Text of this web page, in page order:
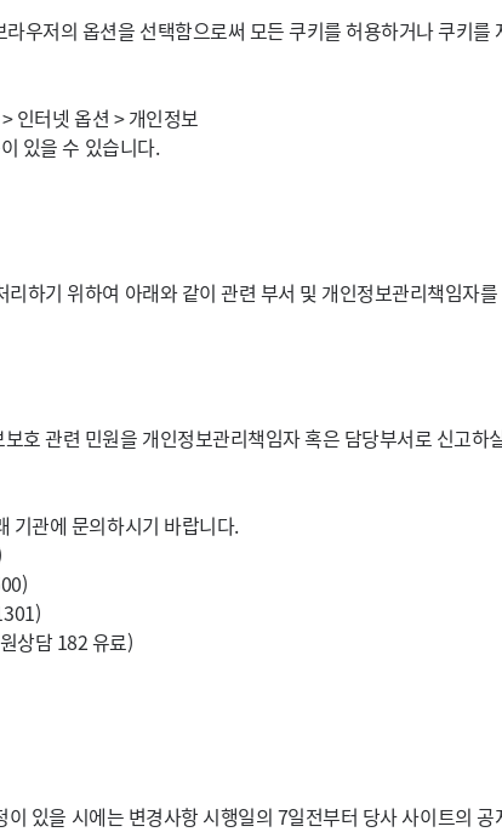
우저의 옵션을 선택함으로써 모든 쿠키를 허용하거나 쿠키를
인터넷 옵션 > 개인정보
있을 수 있습니다.
하기 위하여 아래와 같이 관련 부서 및 개인정보관리책임자
호 관련 민원을 개인정보관리책임자 혹은 담당부서로 신고하
기관에 문의하시기 바랍니다.
상담 182 유료)
있을 시에는 변경사항 시행일의 7일전부터 당사 사이트의